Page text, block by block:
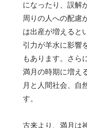
になったり、誤解
周りの人への配慮
は出産が増えると
引力が羊水に影響
もあります。さら
満月の時期に増え
月と人間社会、自
す。
古来より、満月は